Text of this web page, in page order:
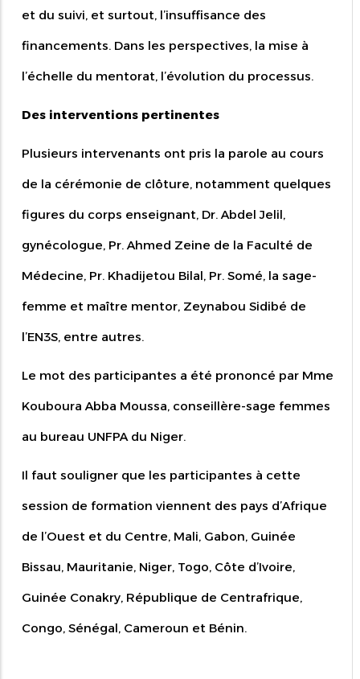
et du suivi, et surtout, l’insuffisance des
financements. Dans les perspectives, la mise à
l’échelle du mentorat, l’évolution du processus.
Des interventions pertinentes
Plusieurs intervenants ont pris la parole au cours
de la cérémonie de clôture, notamment quelques
figures du corps enseignant, Dr. Abdel Jelil,
gynécologue, Pr. Ahmed Zeine de la Faculté de
Médecine, Pr. Khadijetou Bilal, Pr. Somé, la sage-
femme et maître mentor, Zeynabou Sidibé de
l’EN3S, entre autres.
Le mot des participantes a été prononcé par Mme
Kouboura Abba Moussa, conseillère-sage femmes
au bureau UNFPA du Niger.
Il faut souligner que les participantes à cette
session de formation viennent des pays d’Afrique
de l’Ouest et du Centre, Mali, Gabon, Guinée
Bissau, Mauritanie, Niger, Togo, Côte d’Ivoire,
Guinée Conakry, République de Centrafrique,
Congo, Sénégal, Cameroun et Bénin.